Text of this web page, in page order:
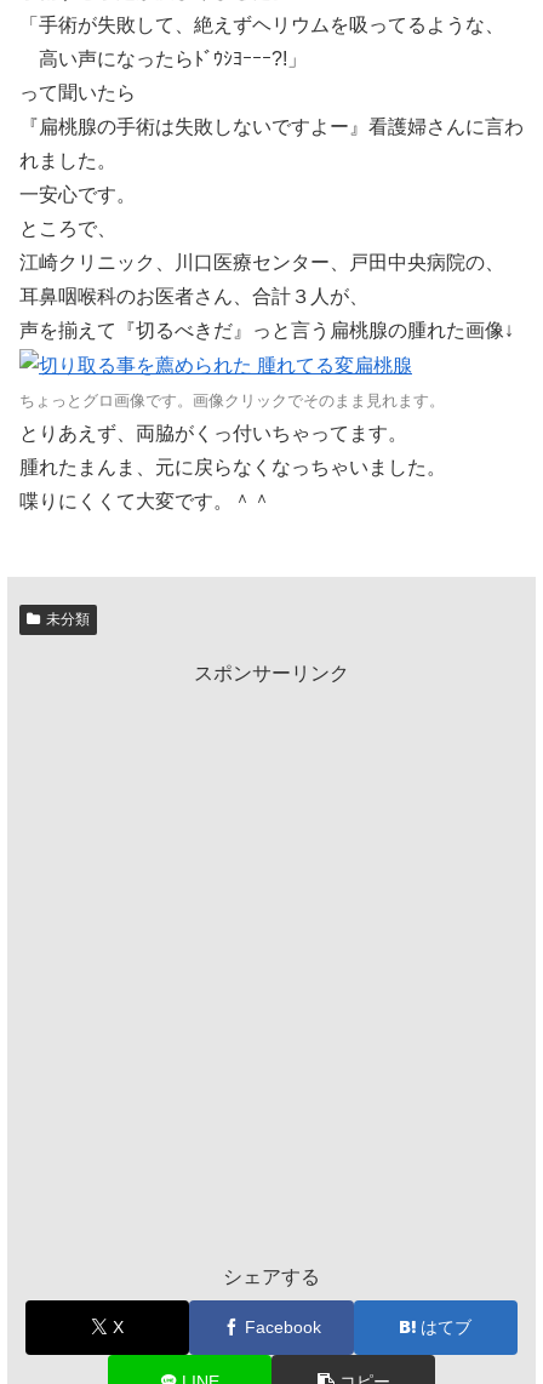
「手術が失敗して、絶えずヘリウムを吸ってるような、
高い声になったらﾄﾞｳｼﾖｰｰｰ?!」
って聞いたら
『扁桃腺の手術は失敗しないですよー』看護婦さんに言わ
れました。
一安心です。
ところで、
江崎クリニック、川口医療センター、戸田中央病院の、
耳鼻咽喉科のお医者さん、合計３人が、
声を揃えて『切るべきだ』っと言う扁桃腺の腫れた画像↓
ちょっとグロ画像です。画像クリックでそのまま見れます。
とりあえず、両脇がくっ付いちゃってます。
腫れたまんま、元に戻らなくなっちゃいました。
喋りにくくて大変です。＾＾
未分類
スポンサーリンク
シェアする
X Facebook はてブ